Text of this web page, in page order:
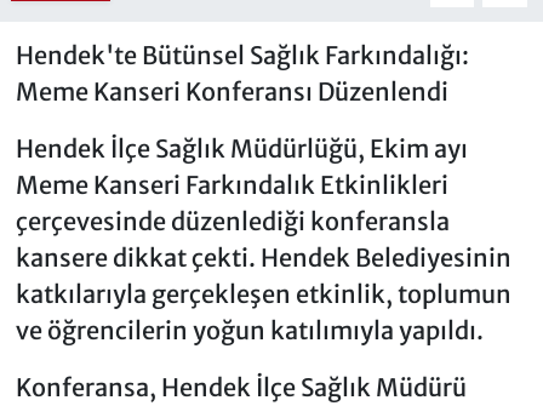
Hendek'te Bütünsel Sağlık Farkındalığı:
Meme Kanseri Konferansı Düzenlendi
Hendek İlçe Sağlık Müdürlüğü, Ekim ayı
Meme Kanseri Farkındalık Etkinlikleri
çerçevesinde düzenlediği konferansla
kansere dikkat çekti. Hendek Belediyesinin
katkılarıyla gerçekleşen etkinlik, toplumun
ve öğrencilerin yoğun katılımıyla yapıldı.
Konferansa, Hendek İlçe Sağlık Müdürü